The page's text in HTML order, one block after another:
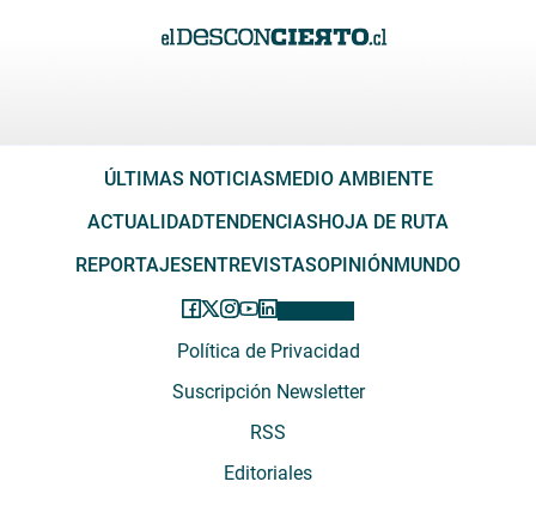
ÚLTIMAS NOTICIAS MEDIO AMBIENTE
ACTUALIDADTENDENCIAS HOJA DE RUTA
REPORTAJES ENTREVISTASOPINIÓN MUNDO
Política de Privacidad
Suscripción Newsletter
RSS
Editoriales